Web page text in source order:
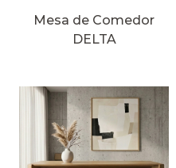
Mesa de Comedor
DELTA